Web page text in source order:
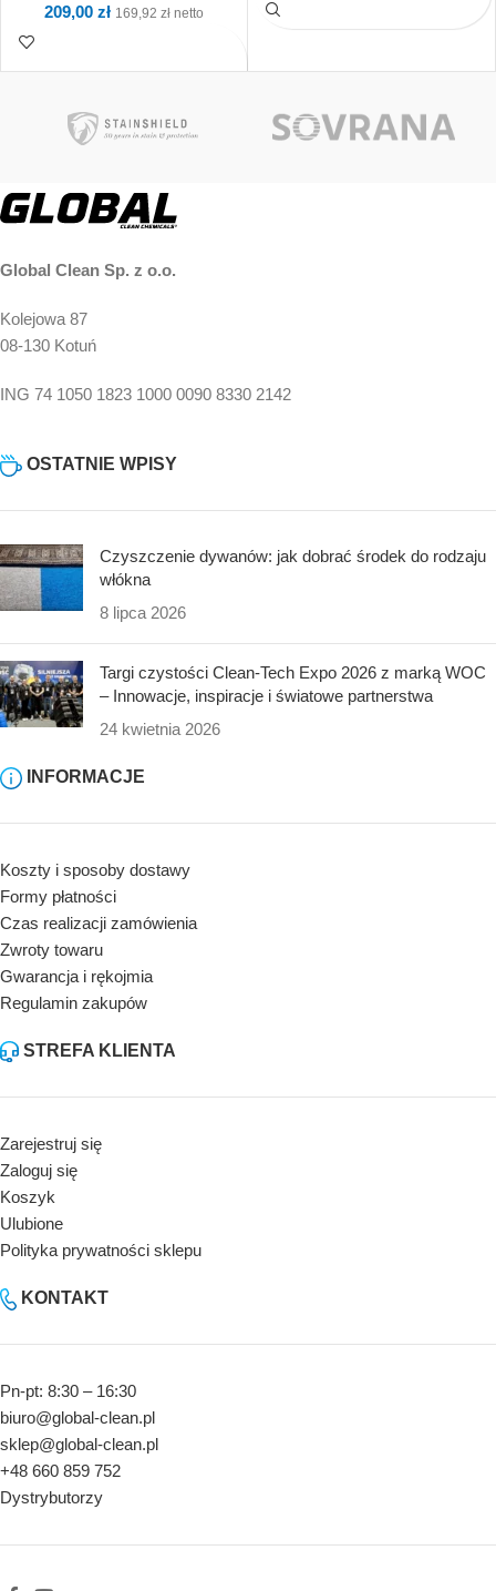
209,00 zł 169,92 zł netto
Punkty!
Global Clean Sp. z o.o.
Kolejowa 87
08-130 Kotuń
ING 74 1050 1823 1000 0090 8330 2142
OSTATNIE WPISY
Czyszczenie dywanów: jak dobrać środek do rodzaju
włókna
8 lipca 2026
Targi czystości Clean-Tech Expo 2026 z marką WOC
– Innowacje, inspiracje i światowe partnerstwa
24 kwietnia 2026
INFORMACJE
Koszty i sposoby dostawy
Formy płatności
Czas realizacji zamówienia
Zwroty towaru
Gwarancja i rękojmia
Regulamin zakupów
STREFA KLIENTA
Zarejestruj się
Zaloguj się
Koszyk
Ulubione
Polityka prywatności sklepu
KONTAKT
Pn-pt: 8:30 – 16:30
biuro@global-clean.pl
sklep@global-clean.pl
+48 660 859 752
Dystrybutorzy